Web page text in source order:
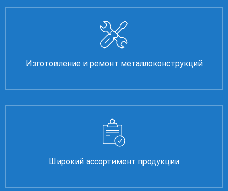
Изготовление и ремонт металлоконструкций
Широкий ассортимент продукции